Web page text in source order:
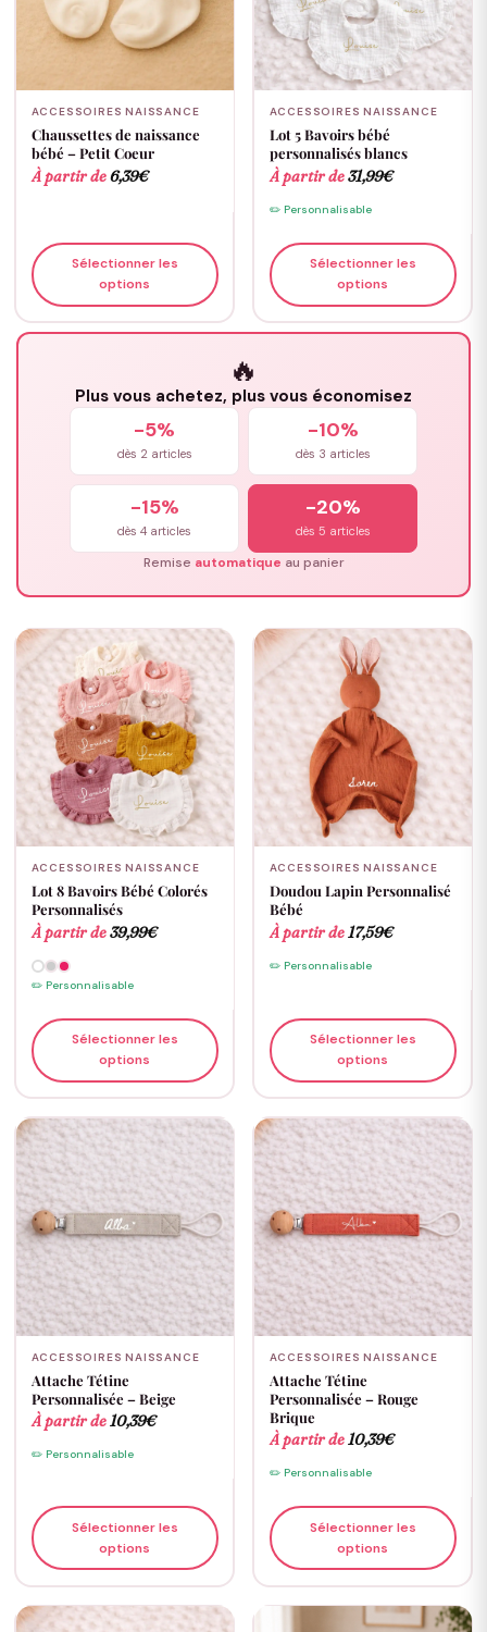
ACCESSOIRES NAISSANCE
Chaussettes de naissance
bébé – Petit Coeur
À partir de6,39€
Sélectionner les
options
ACCESSOIRES NAISSANCE
Lot 5 Bavoirs bébé
personnalisés blancs
À partir de31,99€
✏️ Personnalisable
Sélectionner les
options
🔥
Plus vous achetez, plus vous économisez
-5%
dès 2 articles
-10%
dès 3 articles
-15%
dès 4 articles
-20%
dès 5 articles
Remise automatique au panier
ACCESSOIRES NAISSANCE
Lot 8 Bavoirs Bébé Colorés
Personnalisés
À partir de39,99€
✏️ Personnalisable
Sélectionner les
options
ACCESSOIRES NAISSANCE
Doudou Lapin Personnalisé
Bébé
À partir de17,59€
✏️ Personnalisable
Sélectionner les
options
ACCESSOIRES NAISSANCE
Attache Tétine
Personnalisée – Beige
À partir de10,39€
✏️ Personnalisable
Sélectionner les
options
ACCESSOIRES NAISSANCE
Attache Tétine
Personnalisée – Rouge
Brique
À partir de10,39€
✏️ Personnalisable
Sélectionner les
options